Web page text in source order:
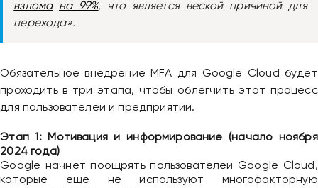
взлома
на 99%, что является веской причиной для
перехода».
Обязательное внедрение MFA для Google Cloud будет
проходить в три этапа, чтобы облегчить этот процесс
для пользователей и предприятий.
Этап 1: Мотивация и информирование (начало ноября
2024 года)
Google начнет поощрять пользователей Google Cloud,
которые еще не используют многофакторную